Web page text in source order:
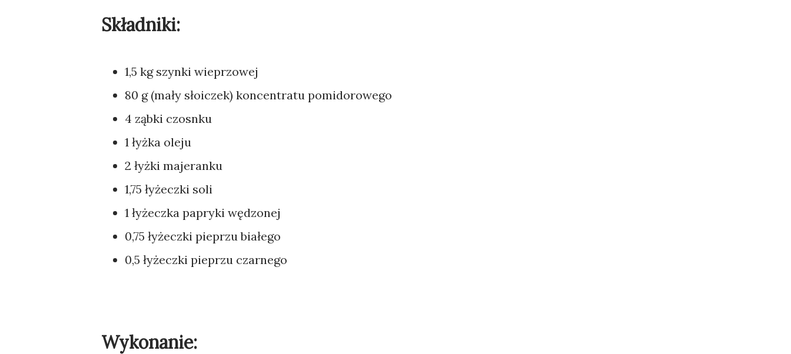
Składniki:
1,5 kg szynki wieprzowej
80 g (mały słoiczek) koncentratu pomidorowego
4 ząbki czosnku
1 łyżka oleju
2 łyżki majeranku
1,75 łyżeczki soli
1 łyżeczka papryki wędzonej
0,75 łyżeczki pieprzu białego
0,5 łyżeczki pieprzu czarnego
Wykonanie: